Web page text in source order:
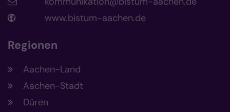
www.bistum-aachen.de
Regionen
Aachen-Land
Aachen-Stadt
Düren